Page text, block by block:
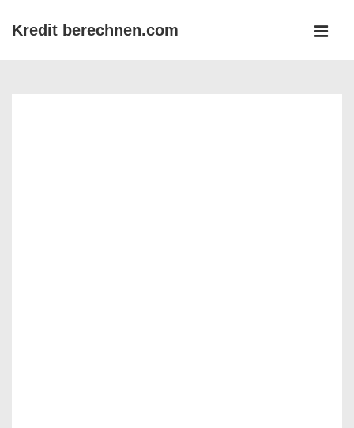
ZumKredit berechnen.com